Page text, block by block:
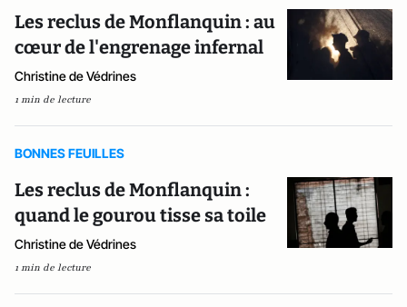
Les reclus de Monflanquin : au
cœur de l'engrenage infernal
Christine de Védrines
1 min de lecture
BONNES FEUILLES
Les reclus de Monflanquin :
quand le gourou tisse sa toile
Christine de Védrines
1 min de lecture